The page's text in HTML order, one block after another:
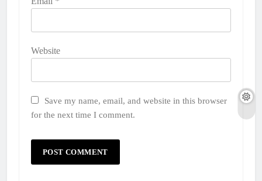
Website
Save my name, email, and website in this browser
for the next time I comment.